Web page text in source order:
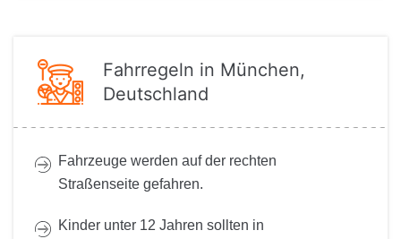
Fahrregeln in München,
Deutschland
Fahrzeuge werden auf der rechten
Straßenseite gefahren.
Kinder unter 12 Jahren sollten in